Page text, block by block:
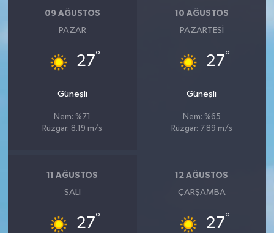
09 AĞUSTOS
PAZAR
27°
Güneşli
Nem: %71
Rüzgar: 8.19 m/s
10 AĞUSTOS
PAZARTESI
27°
Güneşli
Nem: %65
Rüzgar: 7.89 m/s
11 AĞUSTOS
SALI
27°
12 AĞUSTOS
ÇARŞAMBA
27°